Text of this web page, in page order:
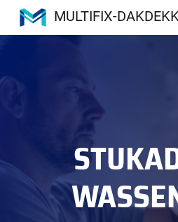
MULTIFIX-